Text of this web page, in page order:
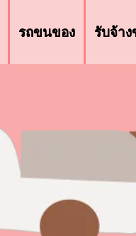
รถขนของ รับจ้า